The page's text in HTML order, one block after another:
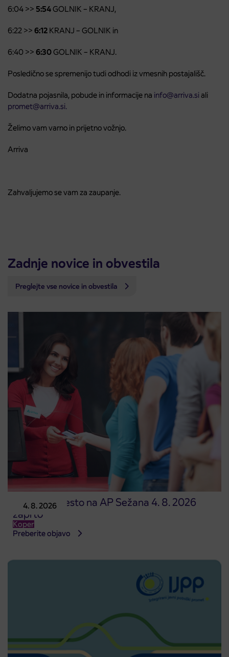
6:04 >> 5:54GOLNIK – KRANJ,
6:22 >> 6:12 KRANJ – GOLNIK in
6:40 >> 6:30GOLNIK – KRANJ.
Posledično se spremenijo tudi odhodi iz vmesnih postajališč.
Dodatna pojasnila, pobude in informacije na info@arriva.siali
promet@arriva.si.
Želimo vam varno in prijetno vožnjo.
Arriva
Zahvaljujemo se vam za zaupanje.
Zadnje novice in obvestila
Preglejte vse novice in obvestila
4. 8. 2026
Prodajno mesto na AP Sežana 4. 8. 2026
zaprto
Koper
Preberite objavo